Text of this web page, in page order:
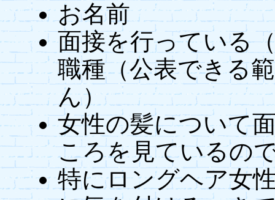
お名前
面接を行っている
職種（公表できる
ん）
女性の髪について
ころを見ているの
特にロングヘア女